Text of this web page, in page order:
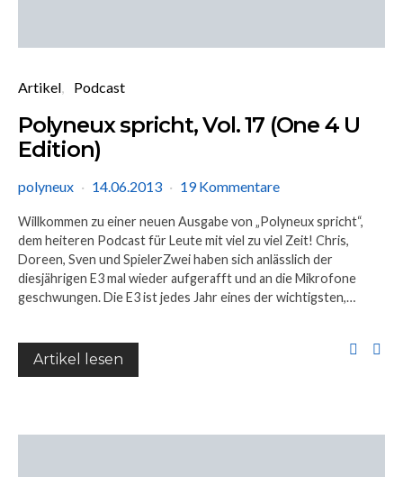
Artikel Podcast
Polyneux spricht, Vol. 17 (One 4 U
Edition)
polyneux 14.06.2013 19 Kommentare
Willkommen zu einer neuen Ausgabe von „Polyneux spricht“,
dem heiteren Podcast für Leute mit viel zu viel Zeit! Chris,
Doreen, Sven und SpielerZwei haben sich anlässlich der
diesjährigen E3 mal wieder aufgerafft und an die Mikrofone
geschwungen. Die E3 ist jedes Jahr eines der wichtigsten,…
Artikel lesen